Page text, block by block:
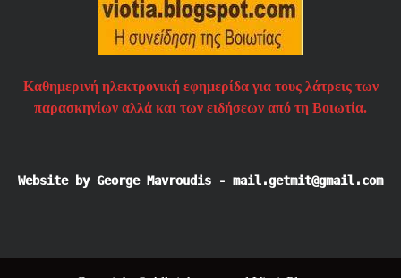
Καθημερινή ηλεκτρονική εφημερίδα για τους λάτρεις των
παρασκηνίων αλλά και των ειδήσεων από τη Βοιωτία.
Website by George Mavroudis - mail.getmit@gmail.com